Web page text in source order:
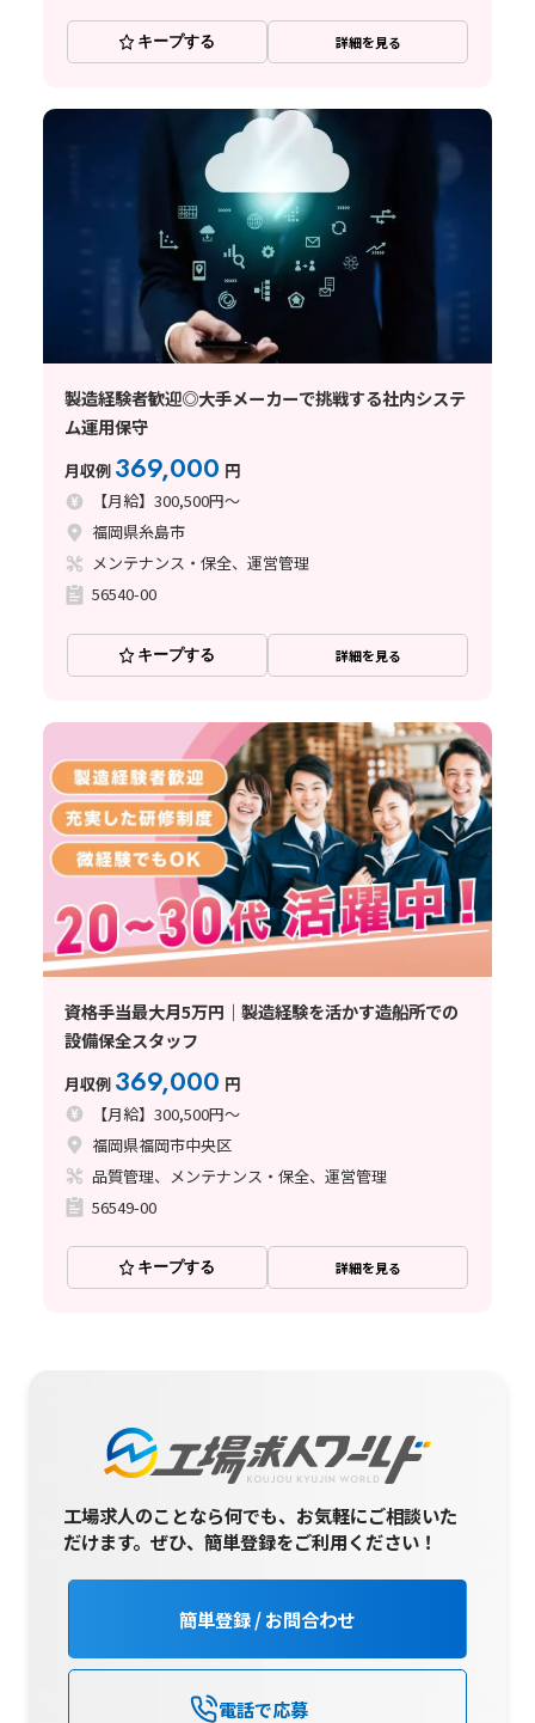
キープする 詳細を見る
製造経験者歓迎◎大手メーカーで挑戦する社内システ
ム運用保守
月収例 369,000 円
【月給】300,500円～
福岡県糸島市
メンテナンス・保全、運営管理
56540-00
キープする 詳細を見る
資格手当最大月5万円｜製造経験を活かす造船所での
設備保全スタッフ
月収例 369,000 円
【月給】300,500円～
福岡県福岡市中央区
品質管理、メンテナンス・保全、運営管理
56549-00
キープする 詳細を見る
工場求人のことなら何でも、お気軽にご相談いた
だけます。ぜひ、簡単登録をご利用ください！
簡単登録 / お問合わせ
電話で応募